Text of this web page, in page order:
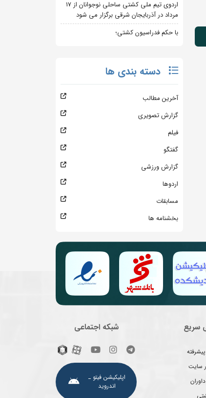
اردوی تیم ملی کشتی ساحلی نوجوانان از 17
مرداد در آذربایجان شرقی برگزار می شود
با حکم فدراسیون کشتی؛
دسته بندی ها
آخرین مطالب
گزارش تصویری
فیلم
گفتگو
گزارش ورزشی
اردوها
مسابقات
بخشنامه ها
سریع
سایت
شبکه اجتماعی
اپلیکیشن فیتو ـ
اندروید